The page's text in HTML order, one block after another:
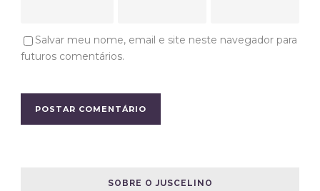
Salvar meu nome, email e site neste navegador para
futuros comentários.
SOBRE O JUSCELINO